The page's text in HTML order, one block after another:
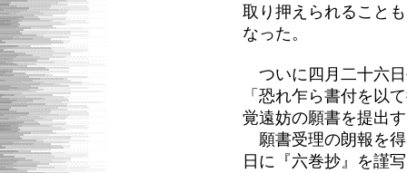
取り押えられること
なった。
ついに四月二十六
「恐れ乍ら書付を以
覚遠妨の願書を提出
願書受理の朗報を
日に『六巻抄』を謹